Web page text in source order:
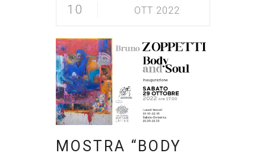
10 OTT 2022
MOSTRA “BODY